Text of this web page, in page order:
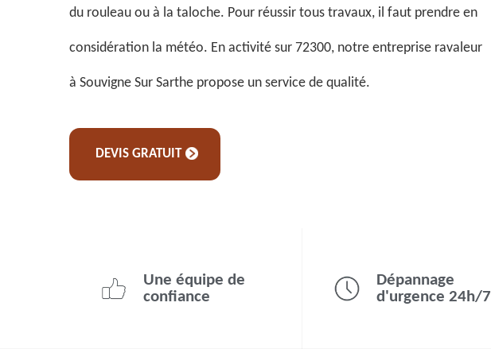
du rouleau ou à la taloche. Pour réussir tous travaux, il faut prendre en
considération la météo. En activité sur 72300, notre entreprise ravaleur
à Souvigne Sur Sarthe propose un service de qualité.
DEVIS GRATUIT
Une équipe de
confiance
Dépannage
d'urgence 24h/7